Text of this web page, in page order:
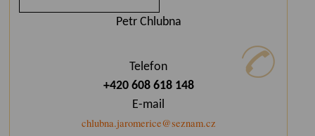
Petr Chlubna
Telefon
+420 608 618 148
E-mail
chlubna.jaromerice@seznam.cz